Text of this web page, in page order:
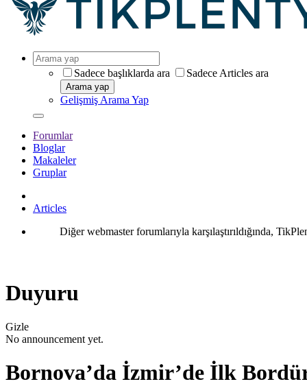
Sadece başlıklarda ara Sadece Articles ara
Arama yap
Gelişmiş Arama Yap
Forumlar
Bloglar
Makaleler
Gruplar
Articles
Diğer webmaster forumlarıyla karşılaştırıldığında,
Duyuru
Gizle
No announcement yet.
Bornova’da İzmir’de İlk